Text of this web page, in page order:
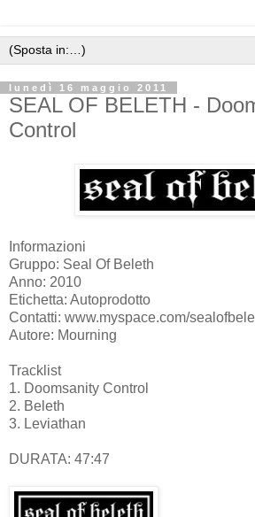
lunedì 16 maggio 2011
SEAL OF BELETH -
Control
Informazioni
Gruppo: Seal Of Beleth
Anno: 2010
Etichetta: Autoprodotto
Contatti: www.myspace.com/
Autore: Mourning
Tracklist
1. Doomsanity Control
2. Beleth
3. Leviathan
DURATA: 47:47